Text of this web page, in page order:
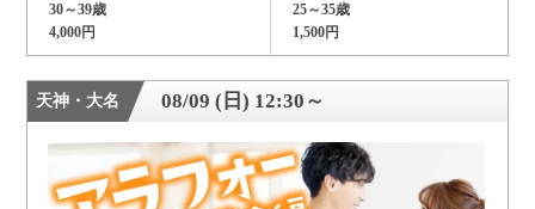
30～39歳
4,000円
25～35歳
1,500円
天神・大名 08/09 (日) 12:30～